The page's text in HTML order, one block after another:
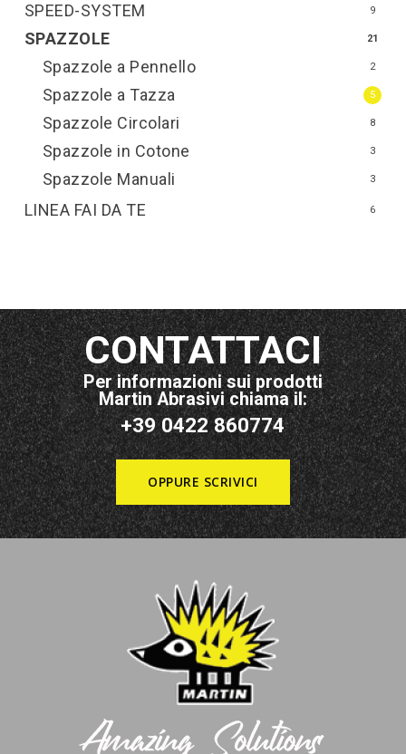
LINEA FAI DA TE 6
SPAZZOLE 21
Spazzole a Pennello 2
Spazzole a Tazza 5
Spazzole Circolari 8
Spazzole in Cotone 3
Spazzole Manuali 3
SPEED-SYSTEM 9
CONTATTACI
Per informazioni sui prodotti
Martin Abrasivi chiama il:
+39 0422 860774
OPPURE SCRIVICI